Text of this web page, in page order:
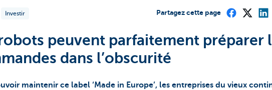
Investir Partagez cette page
peuvent parfaitement préparer
dans l’obscurité
maintenir ce label ‘Made in Europe’, les entreprises du vieux